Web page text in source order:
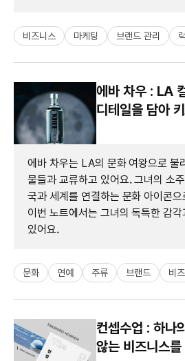
비즈니스 마케팅 브랜드 관리
에바 차우 : LA
디테일을 담아
에바 차우는 LA의 문화 여왕으로 불
물들과 교류하고 있어요. 그녀의 소
국과 세계를 연결하는 문화 아이콘
이번 노트에서는 그녀의 독특한 감
있어요.
문화 연예 주류 브랜드 비
컨셉수업 : 하나
않는 비즈니스를